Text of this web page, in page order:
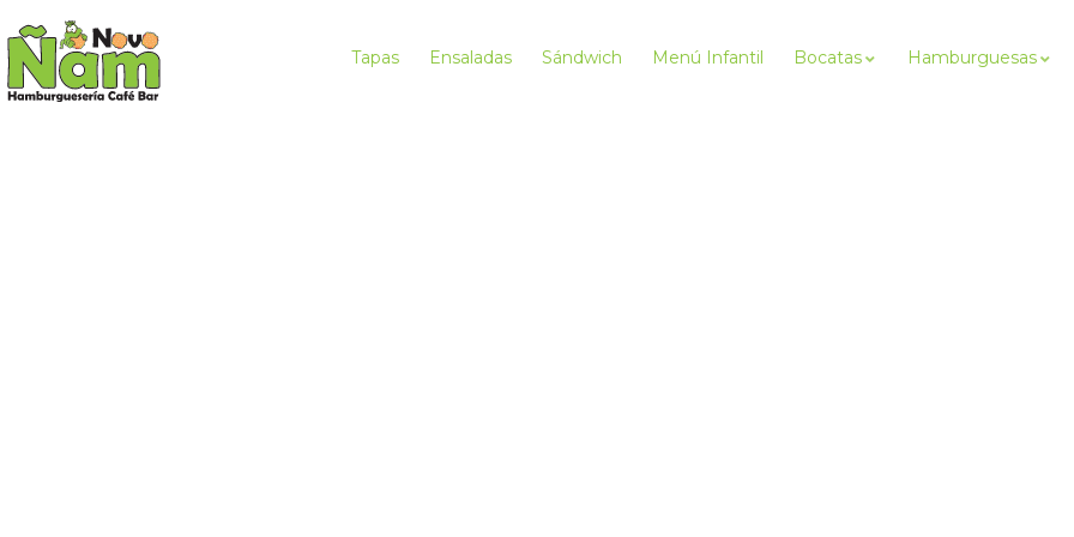
Tapas Ensaladas Sándwich Menú Infantil Bocatas Hamburguesas